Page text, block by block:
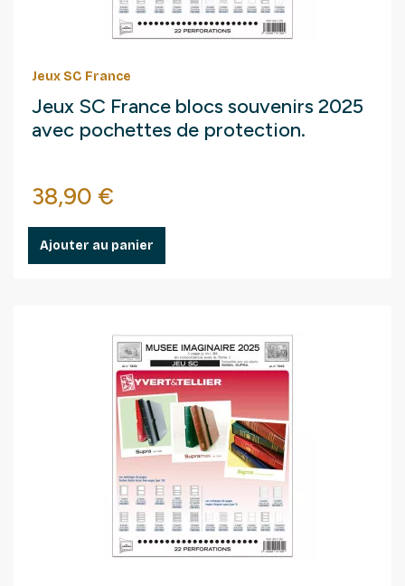
Jeux SC France
Jeux SC France blocs souvenirs 2025
avec pochettes de protection.
Prix
38,90 €
Ajouter au panier